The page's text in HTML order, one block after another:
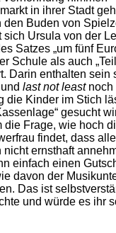
in ihrer Stadt
Buden von
Ursula von der
Satzes „um fünf
Schule als auch
Darin enthalten sein
last not leastnoch
die Kinder im Stich
gesucht
die Frage, wie hoch
findet, dass
ernsthaft
einfach einen
davon der
Das ist
und würde es ihr